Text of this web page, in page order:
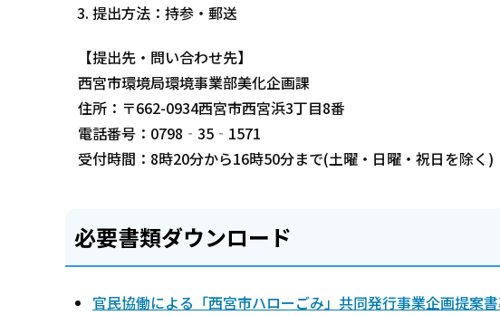
提出方法：持参・郵送
【提出先・問い合わせ先】
西宮市環境局環境事業部美化企画課
住所：〒662-0934西宮市西宮浜3丁目8番
電話番号：0798‐35‐1571
受付時間：8時20分から16時50分まで(土曜・日曜・祝日を除く)
必要書類ダウンロード
官民協働による「西宮市ハローごみ」共同発行事業企画提案